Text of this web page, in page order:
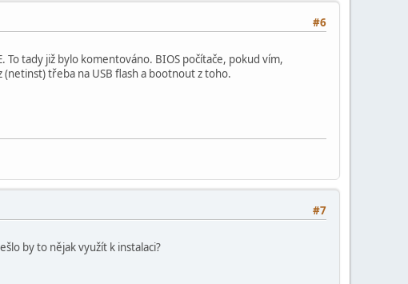
#6
tady již bylo komentováno. BIOS počítače, pokud vím,
třeba na USB flash a bootnout z toho.
#7
by to nějak využít k instalaci?